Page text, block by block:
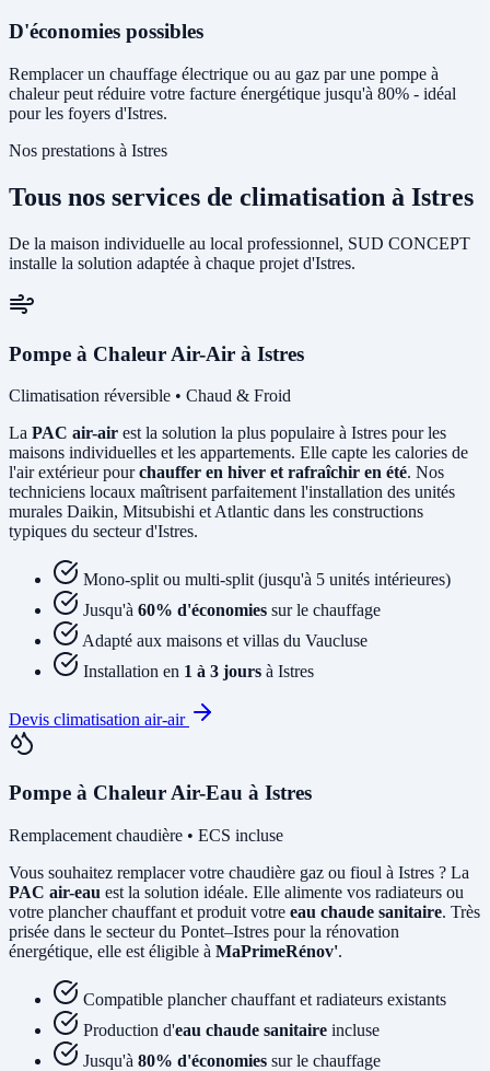
D'économies possibles
Remplacer un chauffage électrique ou au gaz par une pompe à
chaleur peut réduire votre facture énergétique jusqu'à 80% - idéal
pour les foyers d'Istres.
Nos prestations à Istres
Tous nos services de climatisation à Istres
De la maison individuelle au local professionnel, SUD CONCEPT
installe la solution adaptée à chaque projet d'Istres.
Pompe à Chaleur Air-Air à Istres
Climatisation réversible • Chaud & Froid
La PAC air-air est la solution la plus populaire à Istres pour les
maisons individuelles et les appartements. Elle capte les calories de
l'air extérieur pourchauffer en hiver et rafraîchir en été. Nos
techniciens locaux maîtrisent parfaitement l'installation des unités
murales Daikin, Mitsubishi et Atlantic dans les constructions
typiques du secteur d'Istres.
Mono-split ou multi-split (jusqu'à 5 unités intérieures)
Jusqu'à 60% d'économies sur le chauffage
Adapté aux maisons et villas du Vaucluse
Installation en 1 à 3 jours à Istres
Devis climatisation air-air
Pompe à Chaleur Air-Eau à Istres
Remplacement chaudière • ECS incluse
Vous souhaitez remplacer votre chaudière gaz ou fioul à Istres ? La
PAC air-eau est la solution idéale. Elle alimente vos radiateurs ou
votre plancher chauffant et produit votre eau chaude sanitaire. Très
prisée dans le secteur du Pontet–Istres pour la rénovation
énergétique, elle est éligible à MaPrimeRénov'.
Compatible plancher chauffant et radiateurs existants
Production d'eau chaude sanitaire incluse
Jusqu'à 80% d'économies sur le chauffage